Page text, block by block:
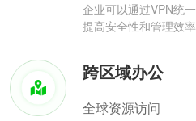
企业可以通过VPN统
提高安全性和管理效率
跨区域办公
全球资源访问